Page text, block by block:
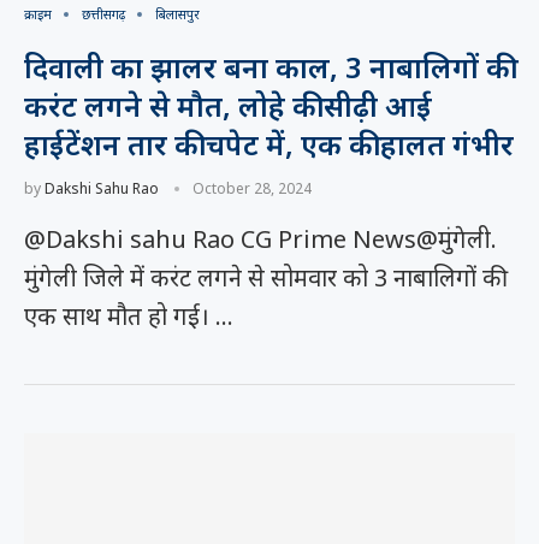
क्राइम छत्तीसगढ़ बिलासपुर
दिवाली का झालर बना काल, 3 नाबालिगों की
करंट लगने से मौत, लोहे की सीढ़ी आई
हाईटेंशन तार की चपेट में, एक की हालत गंभीर
byDakshi Sahu Rao October 28, 2024
@Dakshi sahu Rao CG Prime News@मुंगेली.
मुंगेली जिले में करंट लगने से सोमवार को 3 नाबालिगों की
एक साथ मौत हो गई। …